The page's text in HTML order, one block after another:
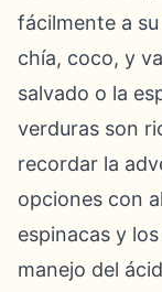
fácilmente a
chía, coco, y
salvado o la
verduras son
recordar la
opciones con
espinacas y
manejo del